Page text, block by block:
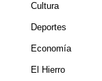
Cultura
Deportes
Economía
El Hierro